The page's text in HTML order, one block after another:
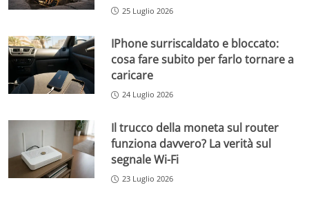
25 Luglio 2026
IPhone surriscaldato e bloccato:
cosa fare subito per farlo tornare a
caricare
24 Luglio 2026
Il trucco della moneta sul router
funziona davvero? La verità sul
segnale Wi-Fi
23 Luglio 2026